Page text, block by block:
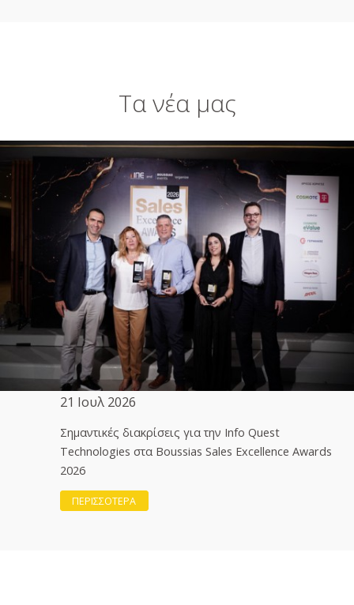
Τα νέα μας
21 Ιουλ 2026
Σημαντικές διακρίσεις για την Info Quest
Technologies στα Boussias Sales Excellence Awards
2026
ΠΕΡΙΣΣΟΤΕΡΑ